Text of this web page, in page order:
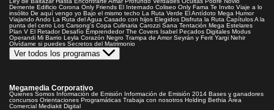
Demente Edificio Corona Only Friends El Internado Coliseo Only Fama Te Invito Viaje a lo
insólito De aquí vengo yo Bajo el mismo techo La Ruta Verde El Antídoto Mega Humor
Viajando Ando La Ruta del Agua Casado con hijos Elegidos Disfruta la Ruta CapítulosA la
punta del cerro Los Carsong's Copa Culinaria Carozzi Sana Tentación Mega Estelares
Plan V El Retador Desafío Emprendedor The Covers Isabel Pecados Digitales Modus
Operandi Mi Barrio Leyla Corazón Negro Trampa de Amor Seyrán y Ferit Yargi Nehir
Olvídame si puedes Secretos del Matrimonio
Ver todos los programas
Megamedia Corporativo
Quienes Somos Información de Emisión Información de Emisión 2014 Bases y ganadores
concursos Orientaciones Programáticas Trabaja con nosotros Holding Bethia Área
Comercial Mediakit Digital